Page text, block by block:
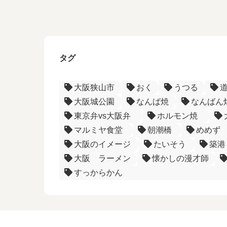
タグ
大阪狭山市 おく うつる
大阪城公園
なんば焼
なんばん
東京弁vs大阪弁
ホルモン焼
マルミヤ食堂
朝潮橋
めめず
大阪のイメージ
たいそう
築港
大阪 ラーメン
懐かしの漫才師
すっからかん